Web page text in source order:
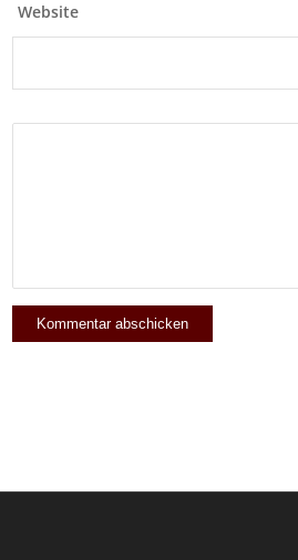
Website